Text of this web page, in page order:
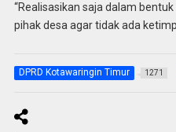
“Realisasikan saja dalam
pihak desa agar tidak ada
DPRD Kotawaringin Timur 1271